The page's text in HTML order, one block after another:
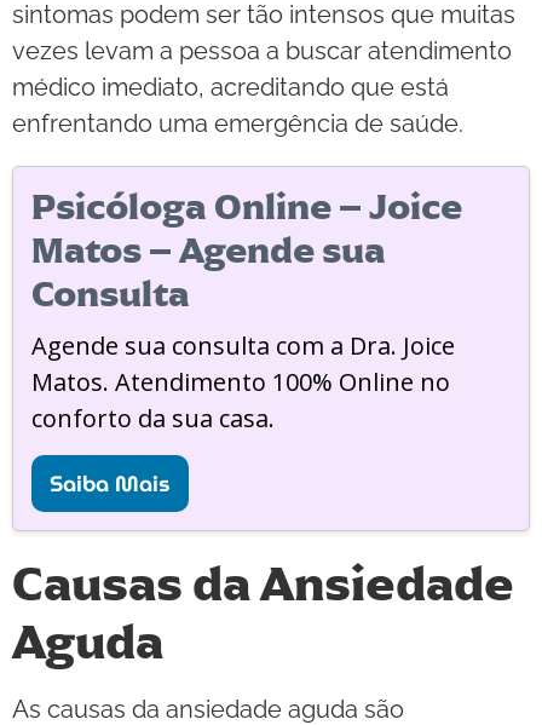
sintomas podem ser tão intensos que muitas
vezes levam a pessoa a buscar atendimento
médico imediato, acreditando que está
enfrentando uma emergência de saúde.
Psicóloga Online – Joice
Matos – Agende sua
Consulta
Agende sua consulta com a Dra. Joice
Matos. Atendimento 100% Online no
conforto da sua casa.
Saiba Mais
Causas da Ansiedade
Aguda
As causas da ansiedade aguda são